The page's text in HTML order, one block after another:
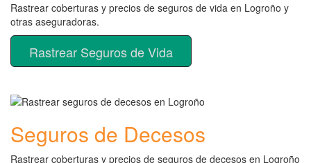
Rastrear coberturas y precios de seguros de vida en Logroño y
otras aseguradoras.
Rastrear Seguros de Vida
Seguros de Decesos
Rastrear coberturas y precios de seguros de decesos en Logroño